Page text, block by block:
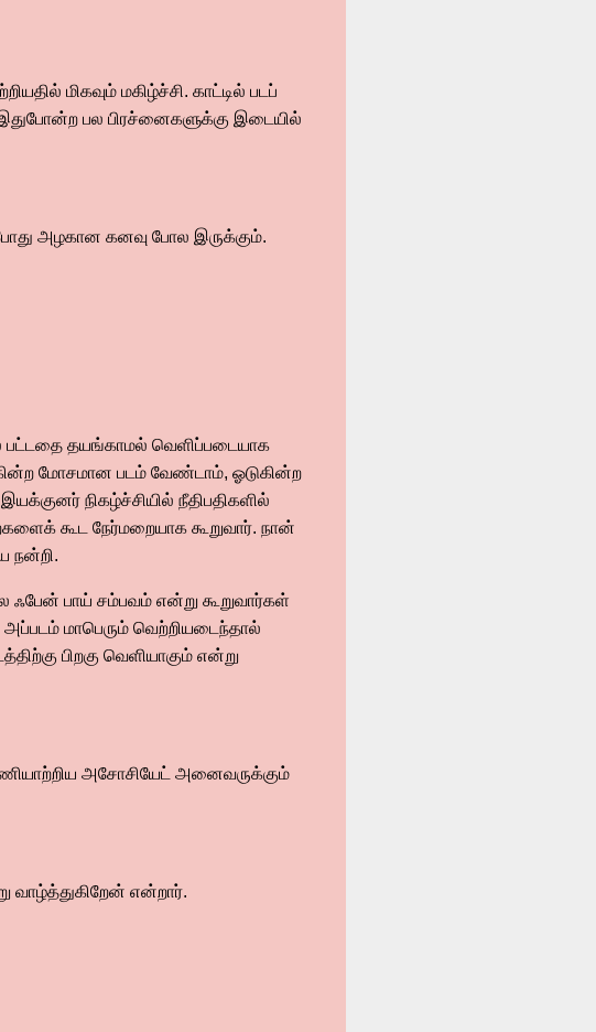
மிகவும் மகிழ்ச்சி. காட்டில் படப்
இதுபோன்ற பல பிரச்னைகளுக்கு இடையில்
அழகான கனவு போல இருக்கும்.
பட்டதை தயங்காமல் வெளிப்படையாக
மோசமான படம் வேண்டாம், ஓடுகின்ற
நிகழ்ச்சியில் நீதிபதிகளில்
கூட நேர்மறையாக கூறுவார். நான்
நன்றி.
ஃபேன் பாய் சம்பவம் என்று கூறுவார்கள்
மாபெரும் வெற்றியடைந்தால்
பிறகு வெளியாகும் என்று
அசோசியேட் அனைவருக்கும்
வாழ்த்துகிறேன் என்றார்.